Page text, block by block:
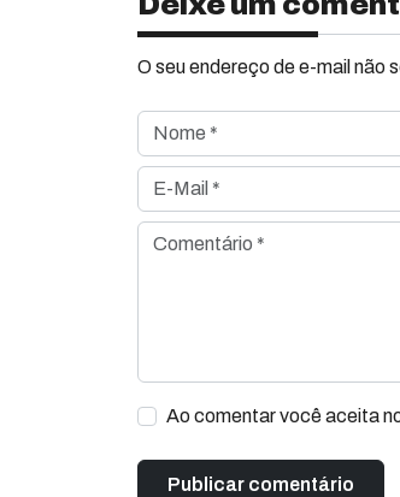
O seu endereço de e-mail não
Nome *
E-Mail *
Comentário *
Ao comentar você aceita